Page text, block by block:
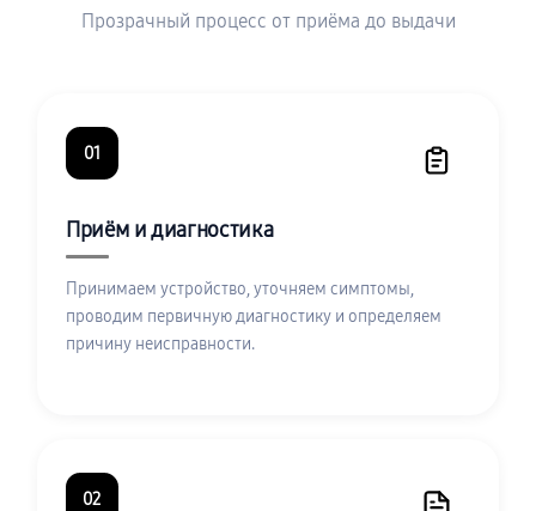
Прозрачный процесс от приёма до выдачи
01
Приём и диагностика
Принимаем устройство, уточняем симптомы,
проводим первичную диагностику и определяем
причину неисправности.
02